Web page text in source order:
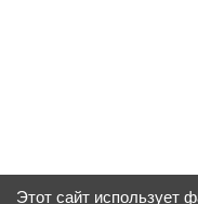
Этот сайт использует